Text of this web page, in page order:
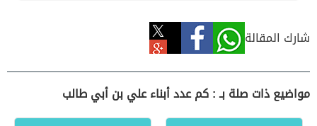
شارك المقالة
مواضيع ذات صلة بـ : كم عدد أبناء علي بن أبي طالب